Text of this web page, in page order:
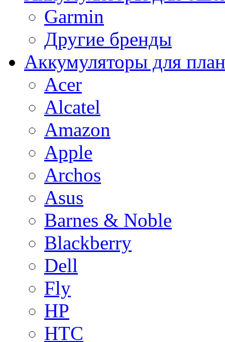
Garmin
Другие бренды
Аккумуляторы для
Acer
Alcatel
Amazon
Apple
Archos
Asus
Barnes & Noble
Blackberry
Dell
Fly
HP
HTC